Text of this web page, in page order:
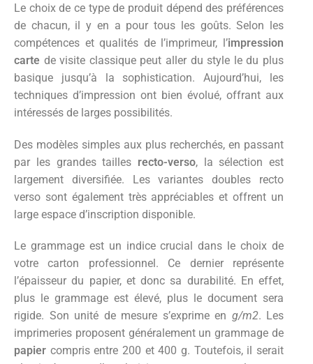
Le choix de ce type de produit dépend des préférences
de chacun, il y en a pour tous les goûts. Selon les
compétences et qualités de l’imprimeur, l’impression
carte de visite classique peut aller du style le du plus
basique jusqu’à la sophistication. Aujourd’hui, les
techniques d’impression ont bien évolué, offrant aux
intéressés de larges possibilités.
Des modèles simples aux plus recherchés, en passant
par les grandes tailles recto-verso, la sélection est
largement diversifiée. Les variantes doubles recto
verso sont également très appréciables et offrent un
large espace d’inscription disponible.
Le grammage est un indice crucial dans le choix de
votre carton professionnel. Ce dernier représente
l’épaisseur du papier, et donc sa durabilité. En effet,
plus le grammage est élevé, plus le document sera
rigide. Son unité de mesure s’exprime en g/m2. Les
imprimeries proposent généralement un grammage de
papier compris entre 200 et 400 g. Toutefois, il serait